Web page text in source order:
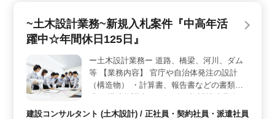
高年の方も活躍しています。経験豊富な方やベテランシ
ニア層の方も、当法人で活躍の場を見つけてください。
実の福利厚生＞ 正社員やアルバイト・パートとしての
勤務が可能で、年収も320万円から450万円となっていま
す。通勤手当や賞与も支給され、福利厚生面も整ってい
ます。残業も月平均10時間と少なめで、ワークライフバ
ランスを大切にしながら働ける環境です。
~土木設計業務~新規入札案件『中高年活
躍中☆年間休日125日』
ー土木設計業務ー 道路、橋梁、河川、ダム
等 【業務内容】 官庁や自治体発注の設計
（構造物） ・計算書、報告書などの書類作
備考＊ 交通費支給 資格手当支給 単身赴任宿
建設コンサルタント (土木設計) / 正社員・契約社員・派遣社員